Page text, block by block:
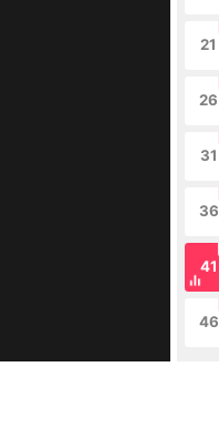
21
26
31
36
41
46